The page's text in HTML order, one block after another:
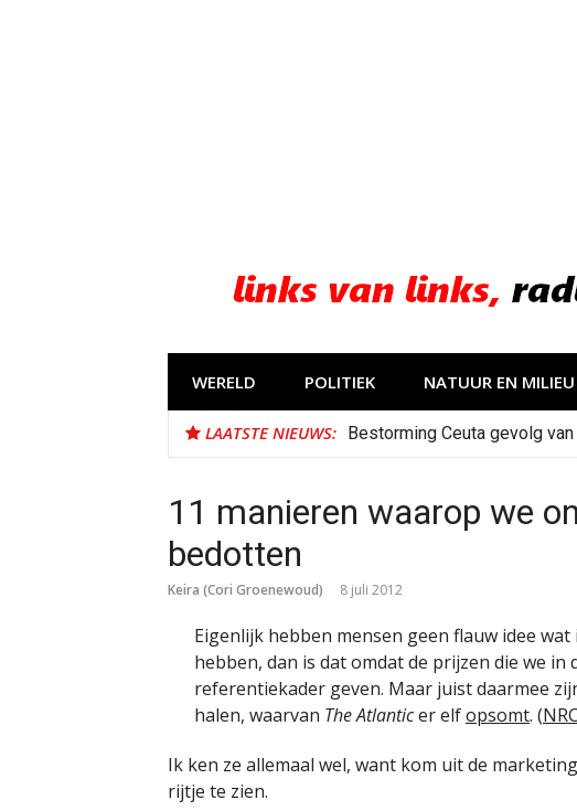
WERELD POLITIEK NATUUR EN MILIEU
LAATSTE NIEUWS: Bestorming Ceuta gevolg
11 manieren waarop we
bedotten
Keira (Cori Groenewoud) 8 juli 2012
Eigenlijk hebben mensen geen flauw idee
hebben, dan is dat omdat de prijzen die we in
referentiekader geven. Maar juist daarmee
halen, waarvan The Atlanticer elfopsomt. (NRC
Ik ken ze allemaal wel, want kom uit de
rijtje te zien.